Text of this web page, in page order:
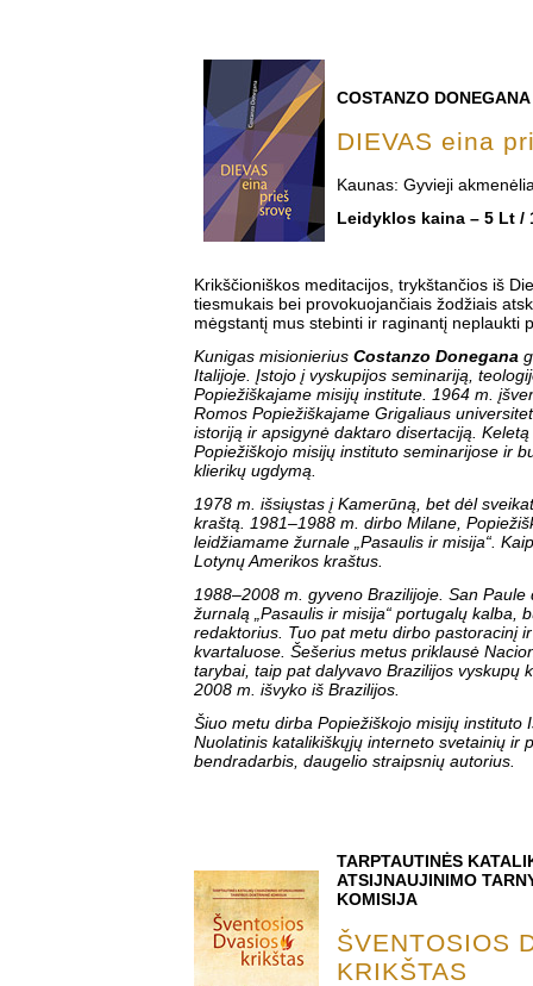
COSTANZO DONEGANA
DIEVAS eina
Kaunas: Gyvieji
Leidyklos kaina – 5 Lt /
Krikščioniškos meditacijos, trykštančios iš
tiesmukais bei provokuojančiais žodžiais
mėgstantį mus stebinti ir raginantį neplaukti
Kunigas misionierius Costanzo Donegana
Italijoje. Įstojo į vyskupijos seminariją,
Popiežiškajame misijų institute. 1964 m.
Romos Popiežiškajame Grigaliaus
istoriją ir apsigynė daktaro disertaciją.
Popiežiškojo misijų instituto seminarijose ir
klierikų ugdymą.
1978 m. išsiųstas į Kamerūną, bet dėl
kraštą. 1981–1988 m. dirbo Milane,
leidžiamame žurnale „Pasaulis ir misija“.
Lotynų Amerikos kraštus.
1988–2008 m. gyveno Brazilijoje. San Paule
žurnalą „Pasaulis ir misija“ portugalų kalba,
redaktorius. Tuo pat metu dirbo pastoracinį
kvartaluose. Šešerius metus priklausė
tarybai, taip pat dalyvavo Brazilijos vyskupų
2008 m. išvyko iš Brazilijos.
Šiuo metu dirba Popiežiškojo misijų instituto
Nuolatinis katalikiškųjų interneto svetainių ir
bendradarbis, daugelio straipsnių autorius.
TARPTAUTINĖS
ATSIJNAUJINIMO
KOMISIJA
ŠVENTOSIOS
KRIKŠTAS